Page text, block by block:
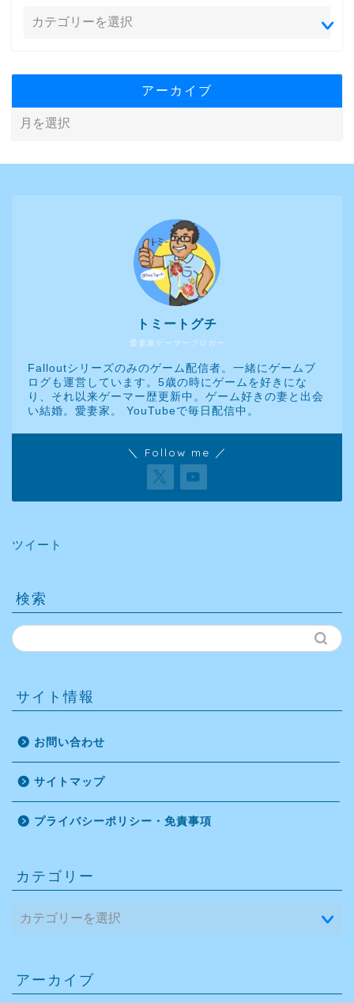
アーカイブ
愛妻家ゲーマーブロガー
トミートグチ
Falloutシリーズのみのゲーム配信者。一緒にゲームブ
ログも運営しています。5歳の時にゲームを好きにな
り、それ以来ゲーマー歴更新中。ゲーム好きの妻と出会
い結婚。愛妻家。 YouTubeで毎日配信中。
＼ Follow me ／
ツイート
検索
サイト情報
お問い合わせ
サイトマップ
プライバシーポリシー・免責事項
カテゴリー
アーカイブ